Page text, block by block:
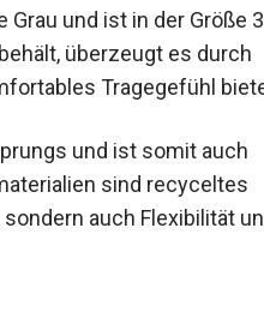
und ist in der Größe
überzeugt es
komfortables
und ist somit auch
sind recyceltes
auch Flexibilität